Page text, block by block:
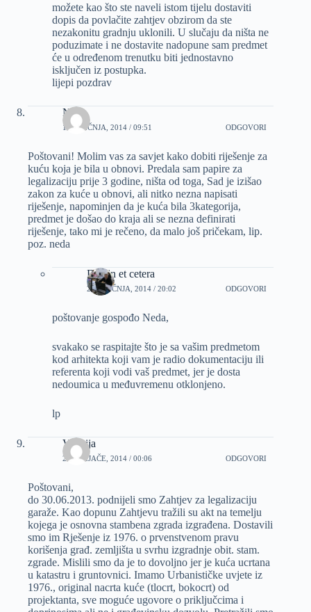
možete kao što ste naveli istom tijelu dostaviti
dopis da povlačite zahtjev obzirom da ste
nezakonitu gradnju uklonili. U slučaju da ništa ne
poduzimate i ne dostavite nadopune sam predmet
će u određenom trenutku biti jednostavno
isključen iz postupka.
lijepi pozdrav
Neda
19 SIJEČNJA, 2014 / 09:51 ODGOVORI
Poštovani! Molim vas za savjet kako dobiti riješenje za
kuću koja je bila u obnovi. Predala sam papire za
legalizaciju prije 3 godine, ništa od toga, Sad je izišao
zakon za kuće u obnovi, ali nitko nezna napisati
riješenje, napominjen da je kuća bila 3kategorija,
predmet je došao do kraja ali se nezna definirati
riješenje, tako mi je rečeno, da malo još pričekam, lip.
poz. neda
Dizajn et cetera
20 SIJEČNJA, 2014 / 20:02 ODGOVORI
poštovanje gospođo Neda,
svakako se raspitajte što je sa vašim predmetom
kod arhitekta koji vam je radio dokumentaciju ili
referenta koji vodi vaš predmet, jer je dosta
nedoumica u međuvremenu otklonjeno.
lp
Valerija
25 VELJAČE, 2014 / 00:06 ODGOVORI
Poštovani,
do 30.06.2013. podnijeli smo Zahtjev za legalizaciju
garaže. Kao dopunu Zahtjevu tražili su akt na temelju
kojega je osnovna stambena zgrada izgrađena. Dostavili
smo im Rješenje iz 1976. o prvenstvenom pravu
korišenja građ. zemljišta u svrhu izgradnje obit. stam.
zgrade. Mislili smo da je to dovoljno jer je kuća ucrtana
u katastru i gruntovnici. Imamo Urbanističke uvjete iz
1976., original nacrta kuće (tlocrt, bokocrt) od
projektanta, sve moguće ugovore o priključcima i